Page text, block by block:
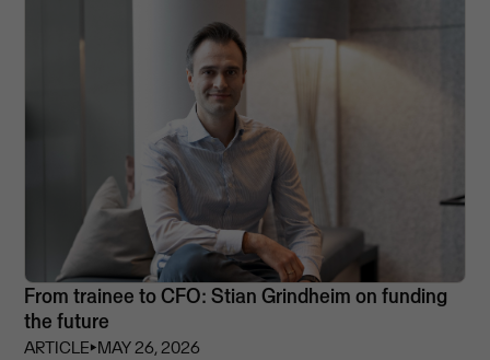
From trainee to CFO: Stian Grindheim on funding
the future
ARTICLE⏵MAY 26, 2026